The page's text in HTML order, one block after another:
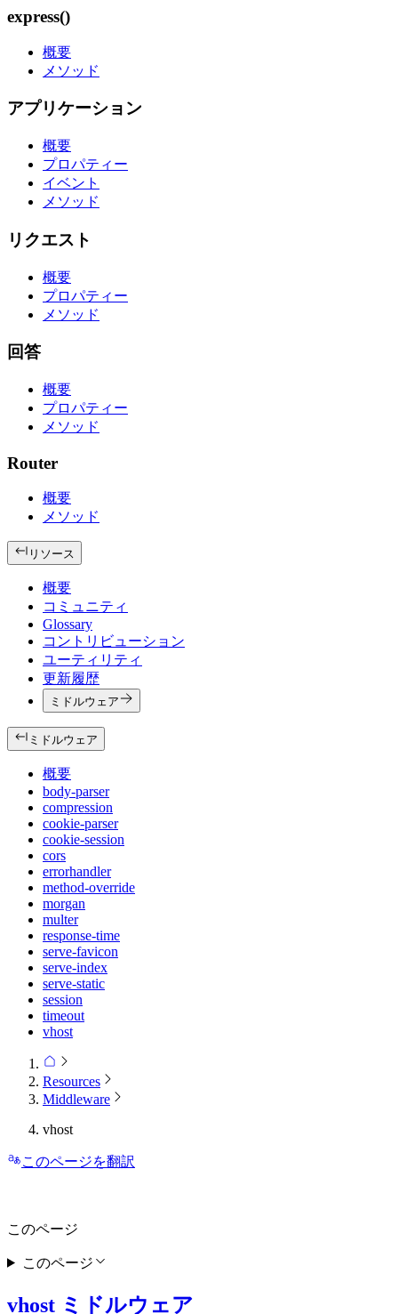
express()
概要
メソッド
アプリケーション
概要
プロパティー
イベント
メソッド
リクエスト
概要
プロパティー
メソッド
回答
概要
プロパティー
メソッド
Router
概要
メソッド
リソース
概要
コミュニティ
Glossary
コントリビューション
ユーティリティ
更新履歴
ミドルウェア
ミドルウェア
概要
body-parser
compression
cookie-parser
cookie-session
cors
errorhandler
method-override
morgan
multer
response-time
serve-favicon
serve-index
serve-static
session
timeout
vhost
Resources
Middleware
vhost
このページを翻訳
vhost ミドルウェア
このページ
このページ